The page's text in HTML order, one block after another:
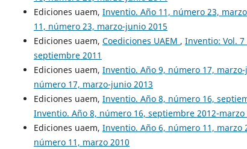
Ediciones uaem, Inventio. Año 11, número 23,
11, número 23, marzo-junio 2015
Ediciones uaem, Coediciones UAEM , Inventio: Vol.
septiembre 2011
Ediciones uaem, Inventio. Año 9, número 17,
número 17, marzo-junio 2013
Ediciones uaem, Inventio. Año 8, número 16,
Inventio. Año 8, número 16, septiembre 2012-marzo
Ediciones uaem, Inventio. Año 6, número 11, marzo
número 11, marzo 2010